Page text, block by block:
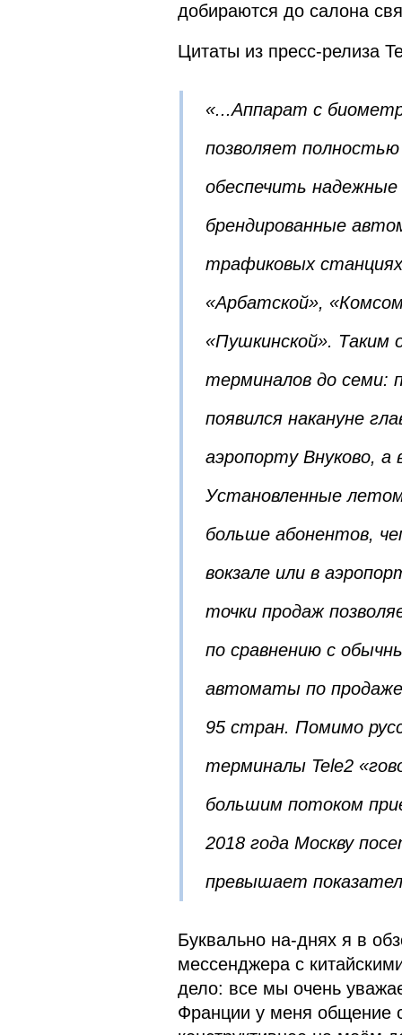
добираются до салона
Цитаты из пресс-релиза
«...Аппарат с
позволяет
обеспечить надежные
брендированные
трафиковых
«Арбатской»,
«Пушкинской». Таким
терминалов до семи:
появился накануне
аэропорту Внуково, а
Установленные
больше абонентов,
вокзале или в
точки продаж
по сравнению с
автоматы по продаже
95 стран. Помимо
терминалы Tele2
большим потоком
2018 года Москву
превышает
Буквально на-днях я в
мессенджера с
дело: все мы очень
Франции у меня общение